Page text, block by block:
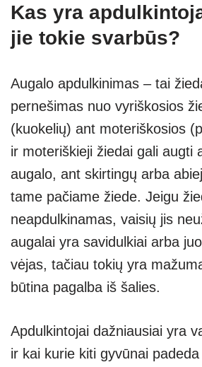
Kas yra
jie tokie svarbūs?
Augalo apdulkinimas – tai
pernešimas nuo vyriškosios
(kuokelių) ant moteriškosios
ir moteriškieji žiedai gali augti
augalo, ant skirtingų arba
tame pačiame žiede. Jeigu
neapdulkinamas, vaisių jis
augalai yra savidulkiai arba
vėjas, tačiau tokių yra
būtina pagalba iš šalies.
Apdulkintojai dažniausiai yra
ir kai kurie kiti gyvūnai